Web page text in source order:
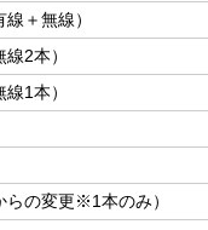
＋無線）
2本）
1本）
らの変更※1本のみ）